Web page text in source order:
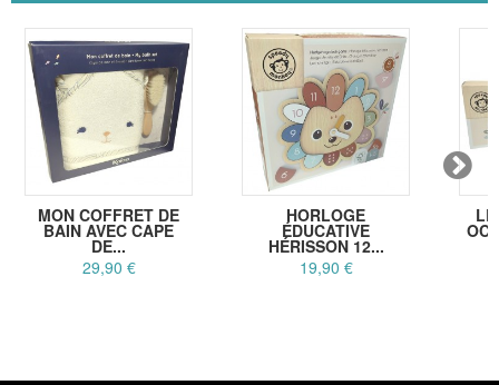
MON COFFRET DE
BAIN AVEC CAPE
DE...
29,90 €
HORLOGE
ÉDUCATIVE
HÉRISSON 12...
19,90 €